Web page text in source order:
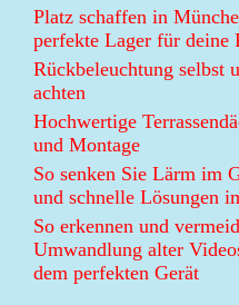
Platz schaffen in
perfekte Lager für deine
Rückbeleuchtung selbst
achten
Hochwertige
und Montage
So senken Sie Lärm im
und schnelle Lösungen
So erkennen und
Umwandlung alter
dem perfekten Gerät